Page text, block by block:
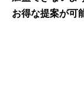
お得な提案が可